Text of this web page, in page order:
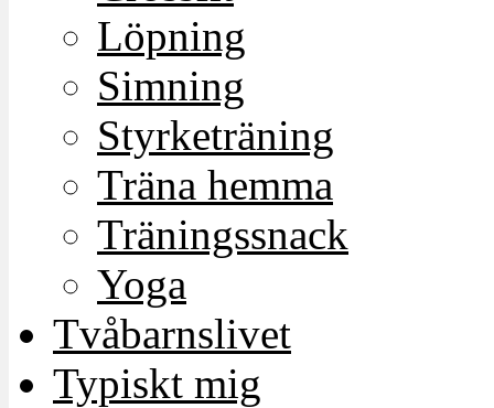
Löpning
Simning
Styrketräning
Träna hemma
Träningssnack
Yoga
Tvåbarnslivet
Typiskt mig